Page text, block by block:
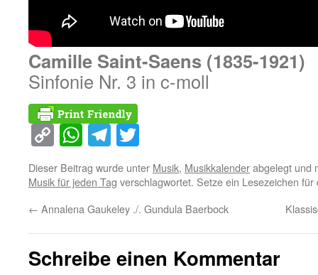
Camille Saint-Saens (1835-1921)
Sinfonie Nr. 3 in c-moll
Copy
Link
WhatsApp
Telegram
Dieser Beitrag wurde unter Musik, Musikkalenderabgelegt und
Musik für jeden Tag verschlagwortet. Setze ein Lesezeichen
← Annalena Gaukeley ./. Gundula Baerbock
Schreibe einen Kommentar